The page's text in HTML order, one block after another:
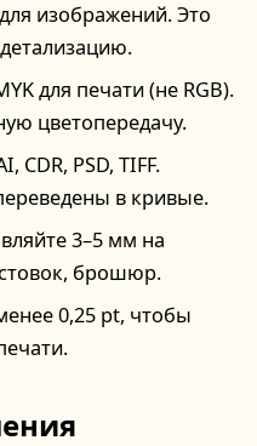
изображений. Это
для печати (не RGB).
цветопередачу.
CDR, PSD, TIFF.
в кривые.
3–5 мм на
брошюр.
0,25 pt, чтобы